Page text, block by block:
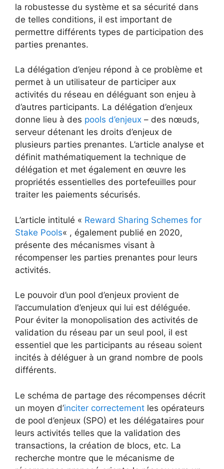
la robustesse du système et sa sécurité dans
de telles conditions, il est important de
permettre différents types de participation des
parties prenantes.
La délégation d’enjeu répond à ce problème et
permet à un utilisateur de participer aux
activités du réseau en déléguant son enjeu à
d’autres participants. La délégation d’enjeux
donne lieu à des pools d’enjeux – des nœuds,
serveur détenant les droits d’enjeux de
plusieurs parties prenantes. L’article analyse et
définit mathématiquement la technique de
délégation et met également en œuvre les
propriétés essentielles des portefeuilles pour
traiter les paiements sécurisés.
L’article intitulé « Reward Sharing Schemes for
Stake Pools« , également publié en 2020,
présente des mécanismes visant à
récompenser les parties prenantes pour leurs
activités.
Le pouvoir d’un pool d’enjeux provient de
l’accumulation d’enjeux qui lui est déléguée.
Pour éviter la monopolisation des activités de
validation du réseau par un seul pool, il est
essentiel que les participants au réseau soient
incités à déléguer à un grand nombre de pools
différents.
Le schéma de partage des récompenses décrit
un moyen d’inciter correctement les opérateurs
de pool d’enjeux (SPO) et les délégataires pour
leurs activités telles que la validation des
transactions, la création de blocs, etc. La
recherche montre que le mécanisme de